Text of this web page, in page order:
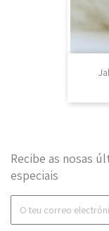
Recibe as nosas
especiais